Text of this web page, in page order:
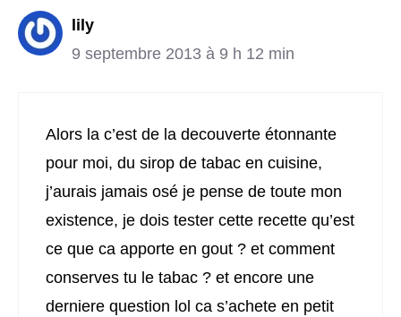
lily
9 septembre 2013 à 9 h 12 min
Alors la c’est de la decouverte étonnante
pour moi, du sirop de tabac en cuisine,
j’aurais jamais osé je pense de toute mon
existence, je dois tester cette recette qu’est
ce que ca apporte en gout ? et comment
conserves tu le tabac ? et encore une
derniere question lol ca s’achete en petit